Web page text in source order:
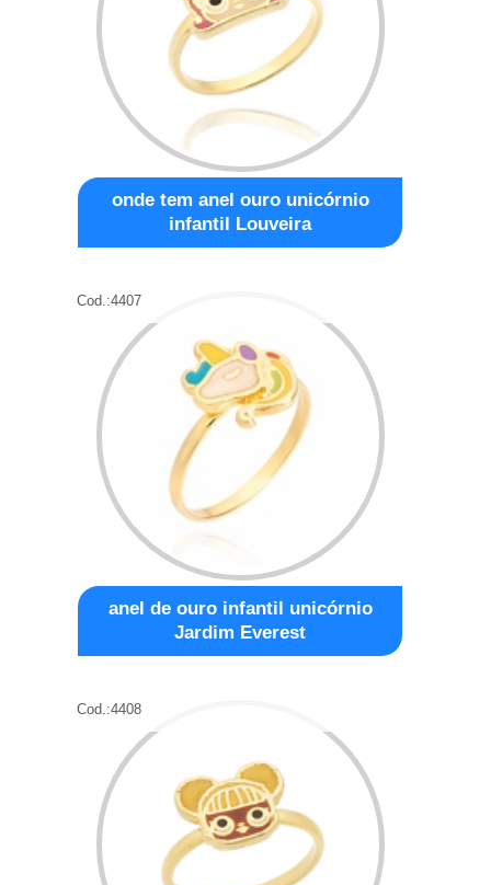
onde tem anel ouro unicórnio
infantil Louveira
Cod.:4407
anel de ouro infantil unicórnio
Jardim Everest
Cod.:4408